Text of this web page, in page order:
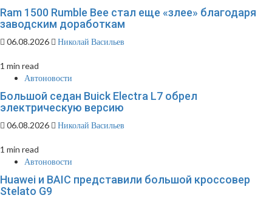
Ram 1500 Rumble Bee стал еще «злее» благодаря
заводским доработкам
06.08.2026 Николай Васильев
1 min read
Автоновости
Большой седан Buick Electra L7 обрел
электрическую версию
06.08.2026 Николай Васильев
1 min read
Автоновости
Huawei и BAIC представили большой кроссовер
Stelato G9